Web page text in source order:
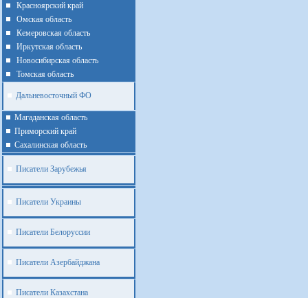
Красноярский край
Омская область
Кемеровская область
Иркутская область
Новосибирская область
Томская область
Дальневосточный ФО
Магаданская область
Приморский край
Cахалинская область
Писатели Зарубежья
Писатели Украины
Писатели Белоруссии
Писатели Азербайджана
Писатели Казахстана